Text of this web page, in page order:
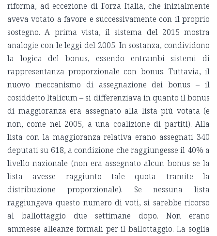
riforma, ad eccezione di Forza Italia, che inizialmente
aveva votato a favore e successivamente con il proprio
sostegno. A prima vista, il sistema del 2015 mostra
analogie con le leggi del 2005. In sostanza, condividono
la logica del bonus, essendo entrambi sistemi di
rappresentanza proporzionale con bonus. Tuttavia, il
nuovo meccanismo di assegnazione dei bonus – il
cosiddetto Italicum – si differenziava in quanto il bonus
di maggioranza era assegnato alla lista più votata (e
non, come nel 2005, a una coalizione di partiti). Alla
lista con la maggioranza relativa erano assegnati 340
deputati su 618, a condizione che raggiungesse il 40% a
livello nazionale (non era assegnato alcun bonus se la
lista avesse raggiunto tale quota tramite la
distribuzione proporzionale). Se nessuna lista
raggiungeva questo numero di voti, si sarebbe ricorso
al ballottaggio due settimane dopo. Non erano
ammesse alleanze formali per il ballottaggio. La soglia